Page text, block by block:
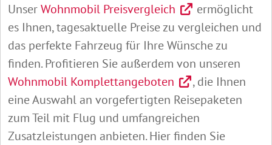
UnserWohnmobil Preisvergleich
ermöglicht
es Ihnen, tagesaktuelle Preise zu vergleichen und
das perfekte Fahrzeug für Ihre Wünsche zu
finden. Profitieren Sie außerdem von unseren
Wohnmobil Komplettangeboten
, die Ihnen
eine Auswahl an vorgefertigten Reisepaketen
zum Teil mit Flug und umfangreichen
Zusatzleistungen anbieten. Hier finden Sie